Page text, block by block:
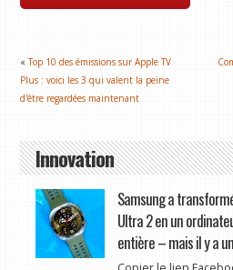
«Top 10 des émissions sur Apple TV
Plus : voici les 3 qui valent la peine
d'être regardées maintenant
Innovation
Samsung a
Ultra 2 en un
entière – mais il y a